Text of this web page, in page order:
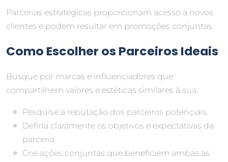
Parcerias estratégicas proporcionam acesso a novos
clientes e podem resultar em promoções conjuntas.
Como Escolher os Parceiros Ideais
Busque por marcas e influenciadores que
compartilhem valores e estéticas similares à sua.
Pesquise a reputação dos parceiros potenciais.
Defina claramente os objetivos e expectativas da
parceria.
Crie ações conjuntas que beneficiem ambas as